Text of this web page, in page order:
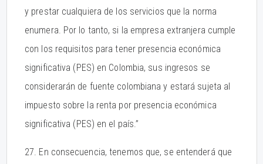
y prestar cualquiera de los servicios que la norma
enumera. Por lo tanto, si la empresa extranjera cumple
con los requisitos para tener presencia económica
significativa (PES) en Colombia, sus ingresos se
considerarán de fuente colombiana y estará sujeta al
impuesto sobre la renta por presencia económica
significativa (PES) en el país.”
27. En consecuencia, tenemos que, se entenderá que